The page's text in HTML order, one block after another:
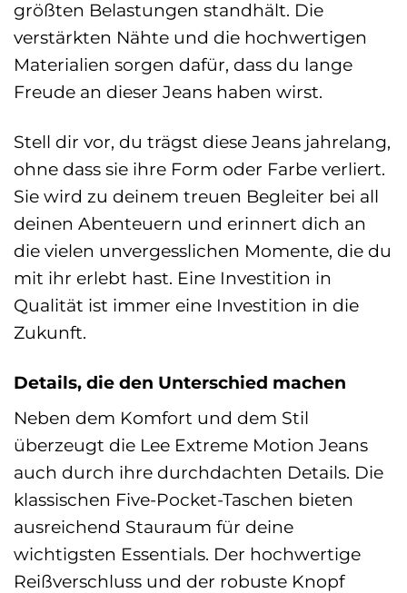
größten Belastungen standhält. Die
verstärkten Nähte und die hochwertigen
Materialien sorgen dafür, dass du lange
Freude an dieser Jeans haben wirst.
Stell dir vor, du trägst diese Jeans jahrelang,
ohne dass sie ihre Form oder Farbe verliert.
Sie wird zu deinem treuen Begleiter bei all
deinen Abenteuern und erinnert dich an
die vielen unvergesslichen Momente, die du
mit ihr erlebt hast. Eine Investition in
Qualität ist immer eine Investition in die
Zukunft.
Details, die den Unterschied machen
Neben dem Komfort und dem Stil
überzeugt die Lee Extreme Motion Jeans
auch durch ihre durchdachten Details. Die
klassischen Five-Pocket-Taschen bieten
ausreichend Stauraum für deine
wichtigsten Essentials. Der hochwertige
Reißverschluss und der robuste Knopf